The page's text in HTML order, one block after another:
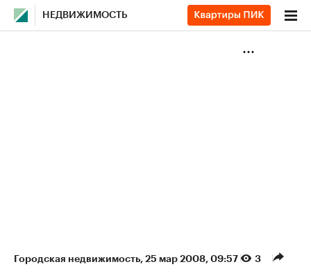
НЕДВИЖИМОСТЬ
Городская недвижимость⁠, 25 мар 2008, 09:57 3